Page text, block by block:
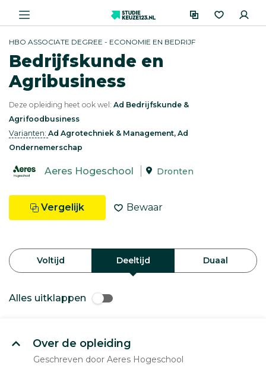
HBO ASSOCIATE DEGREE - ECONOMIE EN BEDRIJF
Bedrijfskunde en
Agribusiness
Deze opleiding heet ook wel: Ad Bedrijfskunde &
Agrifoodbusiness
Varianten: Ad Agrotechniek & Management, Ad
Ondernemerschap
Aeres Hogeschool Dronten
Vergelijk Bewaar
Voltijd Deeltijd Duaal
Alles uitklappen
Over de opleiding
Geschreven door Aeres Hogeschool